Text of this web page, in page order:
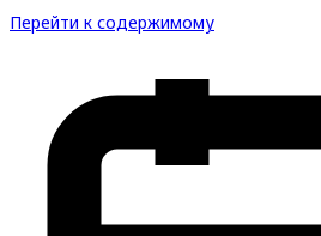
Перейти к содержимому